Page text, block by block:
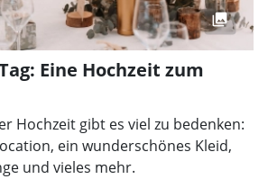
Eine Hochzeit zum
Hochzeit gibt es viel zu bedenken:
ein wunderschönes Kleid,
und vieles mehr.